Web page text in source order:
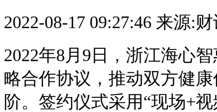
2022-08-17 09:27:46 来源:
2022年8月9日，浙江海心
略合作协议，推动双方健
阶。签约仪式采用“现场+